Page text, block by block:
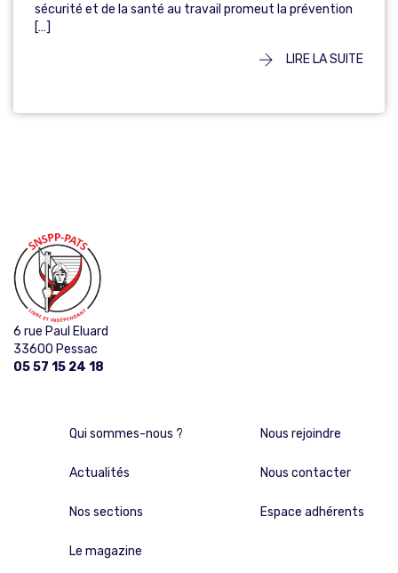
sécurité et de la santé au travail promeut la prévention
[…]
LIRE LA SUITE
6 rue Paul Eluard
33600 Pessac
05 57 15 24 18
Qui sommes-nous ?
Actualités
Nos sections
Le magazine
Nous rejoindre
Nous contacter
Espace adhérents